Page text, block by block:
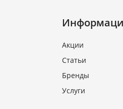
Акции
Статьи
Бренды
Услуги